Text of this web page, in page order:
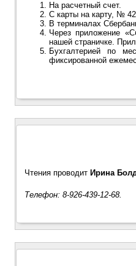
На расчетный счет.
С карты на карту, №
В терминалах
Через приложение
нашей страничке.
Бухгалтерией по
фиксированной
Чтения проводитИрина
Телефон: 8-926-439-12-68.